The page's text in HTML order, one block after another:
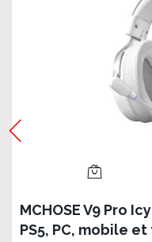
MCHOSE V9 Pro
PS5, PC, mobile